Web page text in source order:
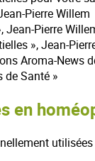
Pierre Willem
Jean-Pierre
», Jean-
Aroma-News
de Santé »
en